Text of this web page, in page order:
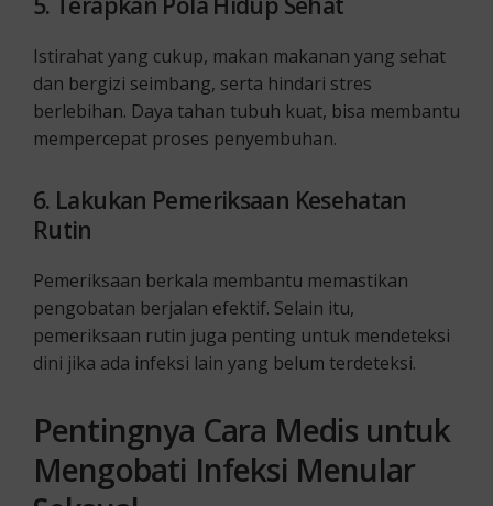
Istirahat yang cukup, makan makanan yang sehat
dan bergizi seimbang, serta hindari stres
berlebihan. Daya tahan tubuh kuat, bisa membantu
mempercepat proses penyembuhan.
6. Lakukan Pemeriksaan Kesehatan
Rutin
Pemeriksaan berkala membantu memastikan
pengobatan berjalan efektif. Selain itu,
pemeriksaan rutin juga penting untuk mendeteksi
dini jika ada infeksi lain yang belum terdeteksi.
Pentingnya Cara Medis untuk
Mengobati Infeksi Menular